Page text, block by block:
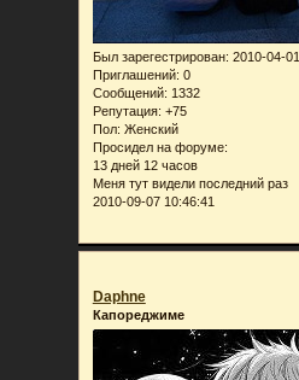
Был зарегестрирован: 2010-04-01
Приглашений: 0
Сообщений: 1332
Репутация: +75
Пол: Женский
Просидел на форуме:
13 дней 12 часов
Меня тут видели последний раз
2010-09-07 10:46:41
Daphne
Капореджиме